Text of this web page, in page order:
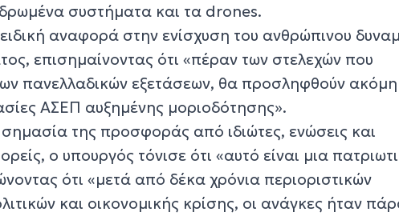
συστήματα και τα drones.
αναφορά στην ενίσχυση του ανθρώπινου
επισημαίνοντας ότι «πέραν των στελεχών που
πανελλαδικών εξετάσεων, θα προσληφθούν
ΑΣΕΠ αυξημένης μοριοδότησης».
της προσφοράς από ιδιώτες, ενώσεις και
ο υπουργός τόνισε ότι «αυτό είναι μια
ότι «μετά από δέκα χρόνια περιοριστικών
και οικονομικής κρίσης, οι ανάγκες ήταν